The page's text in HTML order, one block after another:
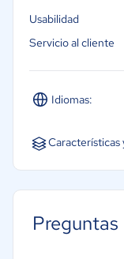
Aeroespacial y
Moda y textiles
Idiomas:
Español
Usabilidad
Servicio al cliente
Características